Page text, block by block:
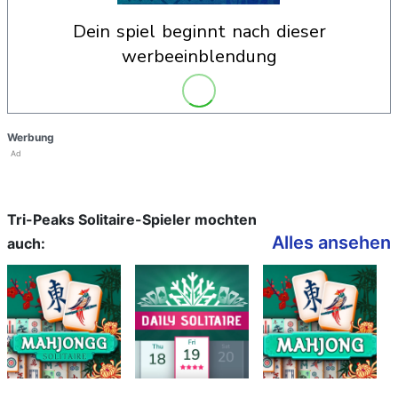
dein spiel beginnt nach dieser
werbeeinblendung
Werbung
Ad
Tri-Peaks Solitaire-Spieler mochten
auch:
Alles ansehen